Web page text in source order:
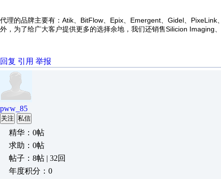
代理的品牌主要有：Atik、BitFlow、Epix、Emergent、Gidel、
外，为了给广大客户提供更多的选择余地，我们还销售Silicion Imaging
回复 引用 举报
pww_85
关注 私信
精华：0帖
求助：0帖
帖子：8帖 | 32回
年度积分：0